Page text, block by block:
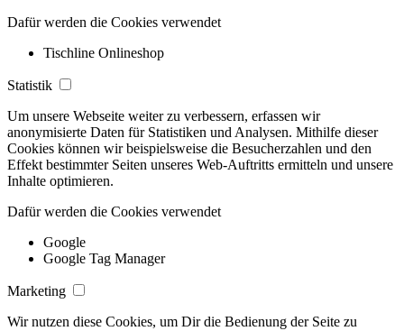
Dafür werden die Cookies verwendet
Tischline Onlineshop
Statistik
Um unsere Webseite weiter zu verbessern, erfassen wir
anonymisierte Daten für Statistiken und Analysen. Mithilfe dieser
Cookies können wir beispielsweise die Besucherzahlen und den
Effekt bestimmter Seiten unseres Web-Auftritts ermitteln und unsere
Inhalte optimieren.
Dafür werden die Cookies verwendet
Google
Google Tag Manager
Marketing
Wir nutzen diese Cookies, um Dir die Bedienung der Seite zu